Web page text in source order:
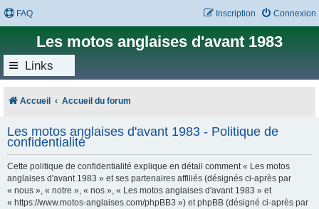
FAQ Connexion
Inscription
Les motos anglaises d'avant 1983
Links
Accueil Accueil du forum
Les motos anglaises d'avant 1983 - Politique de
confidentialité
Cette politique de confidentialité explique en détail comment « Les motos
anglaises d'avant 1983 » et ses partenaires affiliés (désignés ci-après par
« nous », « notre », « nos », « Les motos anglaises d'avant 1983 » et
« https://www.motos-anglaises.com/phpBB3 ») et phpBB (désigné ci-après par